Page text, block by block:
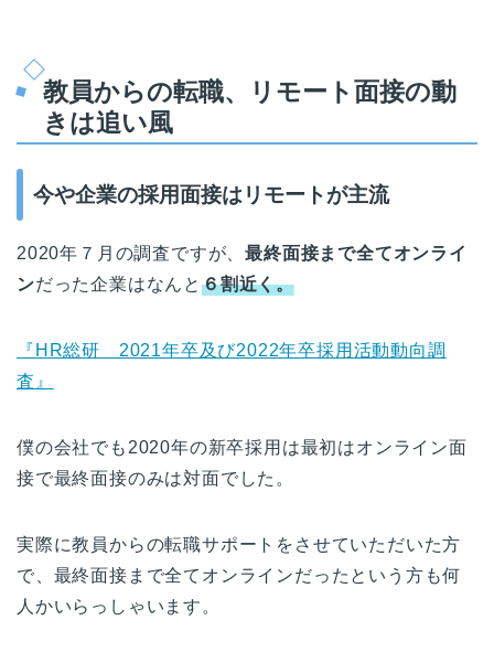
教員からの転職、リモート面接の動
きは追い風
今や企業の採用面接はリモートが主流
2020年７月の調査ですが、最終面接まで全てオンライ
ンだった企業はなんと６割近く。
『HR総研 2021年卒及び2022年卒採用活動動向調
査』
僕の会社でも2020年の新卒採用は最初はオンライン面
接で最終面接のみは対面でした。
実際に教員からの転職サポートをさせていただいた方
で、最終面接まで全てオンラインだったという方も何
人かいらっしゃいます。